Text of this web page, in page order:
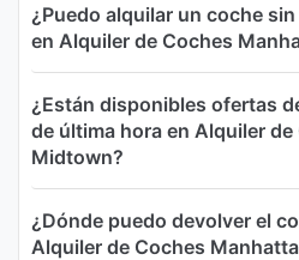
¿Puedo alquilar un coche
en Alquiler de Coches
¿Están disponibles ofertas
de última hora en Alquiler
Midtown?
¿Dónde puedo devolver el
Alquiler de Coches